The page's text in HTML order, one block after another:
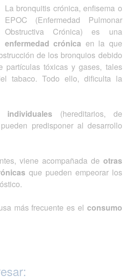
La bronquitis crónica, enfisema o
EPOC (Enfermedad Pulmonar
Obstructiva Crónica) es una
enfermedad crónica en la que
de los bronquios debido
partículas tóxicas y gases, tales
tabaco. Todo ello, dificulta la
individuales (hereditarios, de
predisponer al desarrollo
viene acompañada de otras
que pueden empeorar los
más frecuente es el consumo